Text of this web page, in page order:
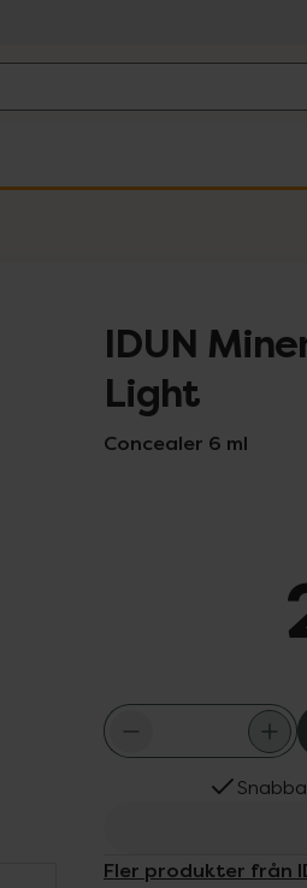
IDUN
Light
Concealer 6 ml
Fler produkter från